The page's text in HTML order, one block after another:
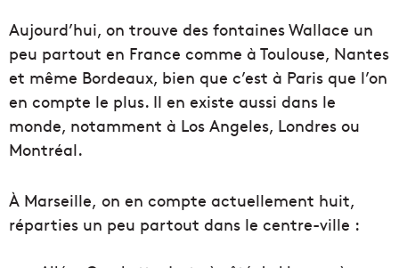
Aujourd’hui, on trouve des fontaines Wallace un
peu partout en France comme à Toulouse, Nantes
et même Bordeaux, bien que c’est à Paris que l’on
en compte le plus. Il en existe aussi dans le
monde, notamment à Los Angeles, Londres ou
Montréal.
À Marseille, on en compte actuellement huit,
réparties un peu partout dans le centre-ville :